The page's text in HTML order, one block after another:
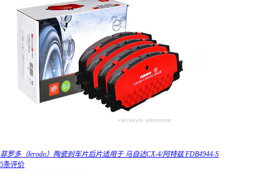
菲罗多（ferodo）陶瓷刹车片后片适用于 马自达CX-4/阿特兹 FDB4944-S
5条评价